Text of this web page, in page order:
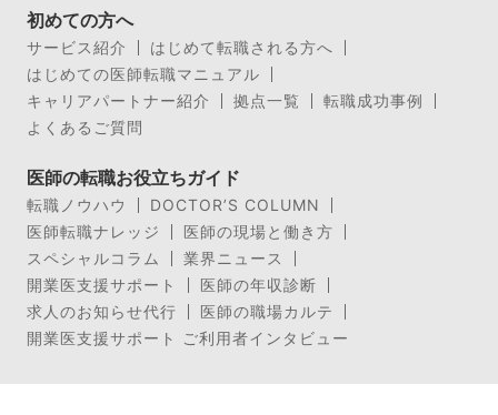
初めての方へ
サービス紹介
はじめて転職される方へ
はじめての医師転職マニュアル
キャリアパートナー紹介
拠点一覧
転職成功事例
よくあるご質問
医師の転職お役立ちガイド
転職ノウハウ
DOCTOR’S COLUMN
医師転職ナレッジ
医師の現場と働き方
スペシャルコラム
業界ニュース
開業医支援サポート
医師の年収診断
求人のお知らせ代行
医師の職場カルテ
開業医支援サポート ご利用者インタビュー